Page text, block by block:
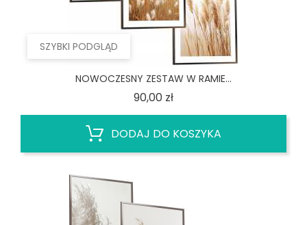
SZYBKI PODGLĄD
NOWOCZESNY ZESTAW W RAMIE...
90,00 złCena
DODAJ DO KOSZYKA